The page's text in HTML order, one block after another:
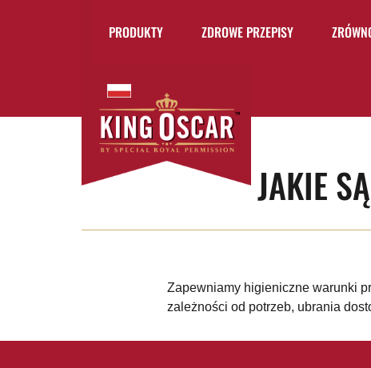
PRODUKTY ZDROWE PRZEPISY
JAKIE
Zapewniamy higieniczne warunki
zależności od potrzeb, ubrania